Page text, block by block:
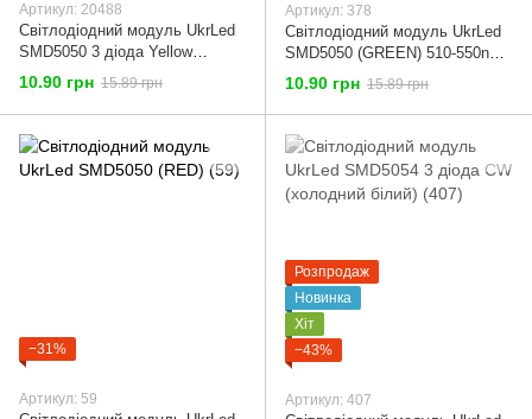
Артикул: 20488
Світлодіодний модуль UkrLed
SMD5050 3 діода Yellow
(20488)
10.90 грн 15.89 грн
Артикул: 378
Світлодіодний модуль UkrLed
SMD5050 (GREEN) 510-550nm
(378)
10.90 грн 15.89 грн
−31%
Артикул: 59
Розпродаж
Новинка
Хіт
−43%
Артикул: 407